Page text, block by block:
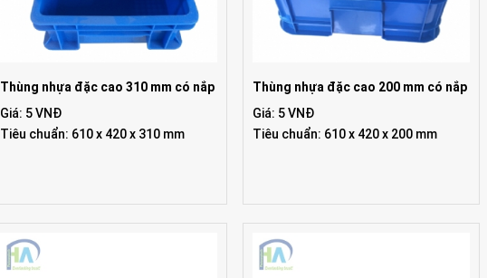
Thùng nhựa đặc cao 310 mm có nắp
Giá: 5 VNĐ
Tiêu chuẩn: 610 x 420 x 310 mm
Thùng nhựa đặc cao 200 mm có nắp
Giá: 5 VNĐ
Tiêu chuẩn: 610 x 420 x 200 mm